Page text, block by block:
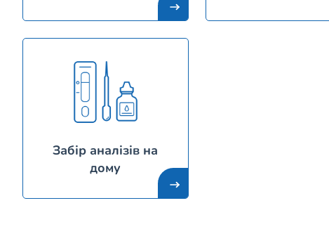
Забір аналізів на
дому